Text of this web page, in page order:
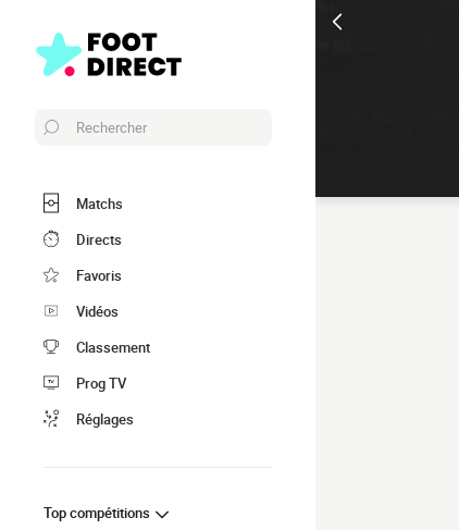
Rechercher
Matchs
Directs
Favoris
Vidéos
Classement
Prog TV
Réglages
Top compétitions